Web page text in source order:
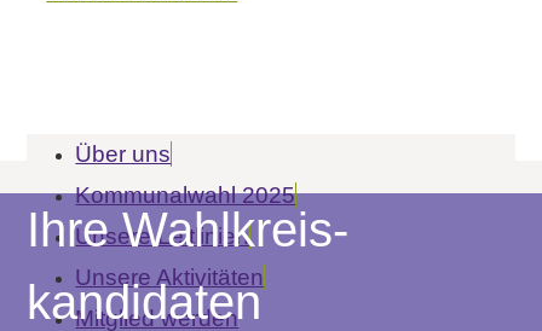
Über uns
Kommunalwahl 2025
Unsere Leitlinien
Unsere Aktivitäten
Mitglied werden
Ihre Wahlkreis­
kandidaten